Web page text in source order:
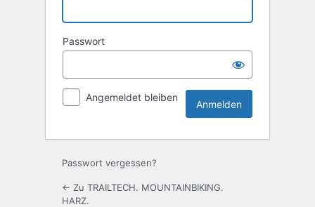
Passwort
Angemeldet bleiben
Passwort vergessen?
← Zu TRAILTECH. MOUNTAINBIKING.
HARZ.